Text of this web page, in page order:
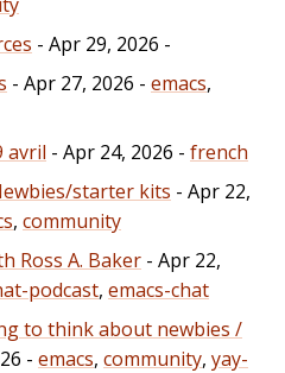
- Apr 29, 2026 -
- Apr 27, 2026 - emacs,
avril - Apr 24, 2026 - french
starter kits - Apr 22,
, community
Ross A. Baker - Apr 22,
podcast, emacs-chat
to think about newbies /
- emacs, community, yay-